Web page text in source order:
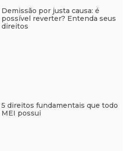
Demissão por justa causa: é
possível reverter? Entenda seus
direitos
5 direitos fundamentais que todo
MEI possui